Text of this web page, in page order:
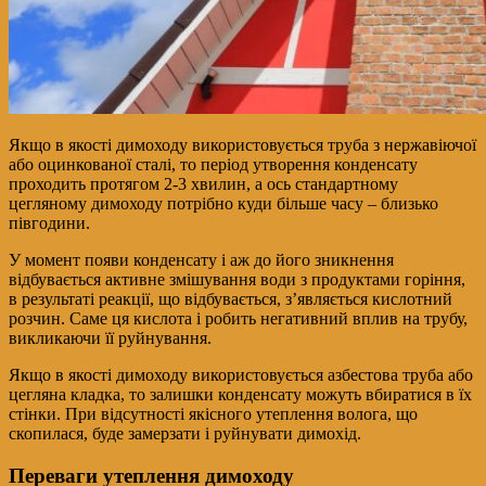
Якщо в якості димоходу використовується труба з нержавіючої
або оцинкованої сталі, то період утворення конденсату
проходить протягом 2-3 хвилин, а ось стандартному
цегляному димоходу потрібно куди більше часу – близько
півгодини.
У момент появи конденсату і аж до його зникнення
відбувається активне змішування води з продуктами горіння,
в результаті реакції, що відбувається, з’являється кислотний
розчин. Саме ця кислота і робить негативний вплив на трубу,
викликаючи її руйнування.
Якщо в якості димоходу використовується азбестова труба або
цегляна кладка, то залишки конденсату можуть вбиратися в їх
стінки. При відсутності якісного утеплення волога, що
скопилася, буде замерзати і руйнувати димохід.
Переваги утеплення димоходу